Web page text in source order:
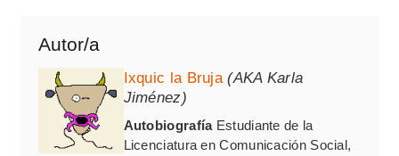
Autor/a
Ixquic la Bruja (AKA Karla
Jiménez)
AutobiografíaEstudiante de la
Licenciatura en Comunicación Social,